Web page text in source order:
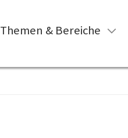
Themen & Bereiche